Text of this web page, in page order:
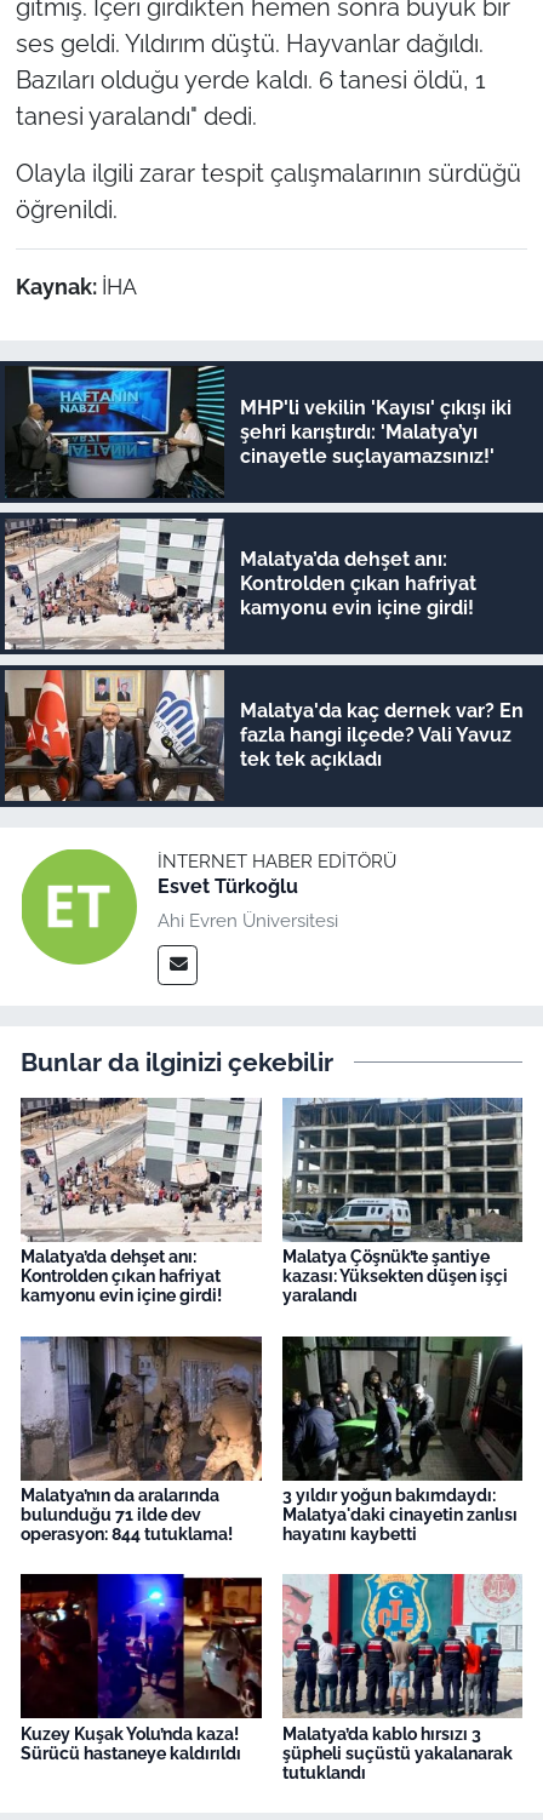
gitmiş. İçeri girdikten hemen sonra büyük bir
ses geldi. Yıldırım düştü. Hayvanlar dağıldı.
Bazıları olduğu yerde kaldı. 6 tanesi öldü, 1
tanesi yaralandı" dedi.
Olayla ilgili zarar tespit çalışmalarının sürdüğü
öğrenildi.
Kaynak: İHA
MHP'li vekilin 'Kayısı' çıkışı iki
şehri karıştırdı: 'Malatya’yı
cinayetle suçlayamazsınız!'
Malatya’da dehşet anı:
Kontrolden çıkan hafriyat
kamyonu evin içine girdi!
Malatya'da kaç dernek var? En
fazla hangi ilçede? Vali Yavuz
tek tek açıkladı
İNTERNET HABER EDITÖRÜ
Esvet Türkoğlu
Ahi Evren Üniversitesi
Bunlar da ilginizi çekebilir
Malatya’da dehşet anı:
Kontrolden çıkan hafriyat
kamyonu evin içine girdi!
Malatya Çöşnük’te şantiye
kazası: Yüksekten düşen işçi
yaralandı
Malatya’nın da aralarında
bulunduğu 71 ilde dev
operasyon: 844 tutuklama!
3 yıldır yoğun bakımdaydı:
Malatya'daki cinayetin zanlısı
hayatını kaybetti
Kuzey Kuşak Yolu’nda kaza!
Sürücü hastaneye kaldırıldı
Malatya’da kablo hırsızı 3
şüpheli suçüstü yakalanarak
tutuklandı